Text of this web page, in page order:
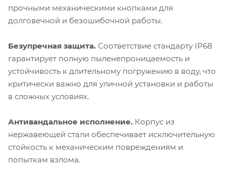
прочными механическими кнопками для
долговечной и безошибочной работы.
Безупречная защита. Соответствие стандарту IP68
гарантирует полную пыленепроницаемость и
устойчивость к длительному погружению в воду, что
критически важно для уличной установки и работы
в сложных условиях.
Антивандальное исполнение. Корпус из
нержавеющей стали обеспечивает исключительную
стойкость к механическим повреждениям и
попыткам взлома.